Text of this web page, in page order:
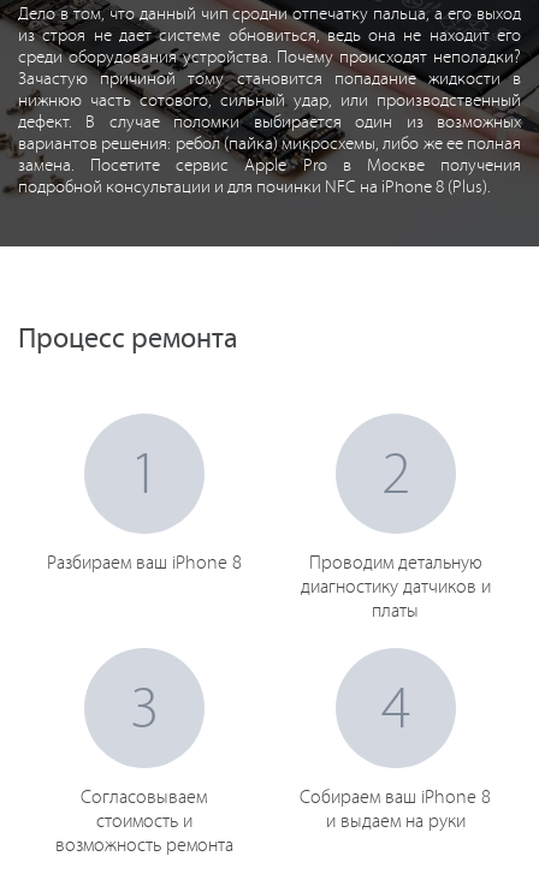
Дело в том, что данный чип сродни отпечатку пальца, а его выход
из строя не дает системе обновиться, ведь она не находит его
среди оборудования устройства. Почему происходят неполадки?
Зачастую причиной тому становится попадание жидкости в
нижнюю часть сотового, сильный удар, или производственный
дефект. В случае поломки выбирается один из возможных
вариантов решения: ребол (пайка) микросхемы, либо же ее полная
замена. Посетите сервис Apple Pro в Москве получения
подробной консультации и для починки NFC на iPhone 8 (Plus).
Процесс ремонта
1
Разбираем ваш iPhone 8
2
Проводим детальную
диагностику датчиков и
платы
3
Согласовываем
стоимость и
возможность ремонта
4
Собираем ваш iPhone 8
и выдаем на руки